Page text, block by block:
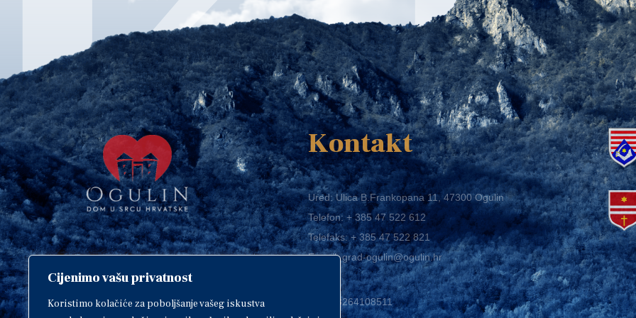
Cijenimo vašu privatnost
Koristimo kolačiće za poboljšanje vašeg iskustva
Copyright © 2018. Grad Ogulin,
sva prava pridržana.
Kontakt
Ured: Ulica B.Frankopana 11, 47300 Ogulin
Telefon:+ 385 47 522 612
Telefaks:+ 385 47 522 821
E-mail:grad-ogulin@ogulin.hr
OIB: 58264108511
IBAN: HR1424020061829700009